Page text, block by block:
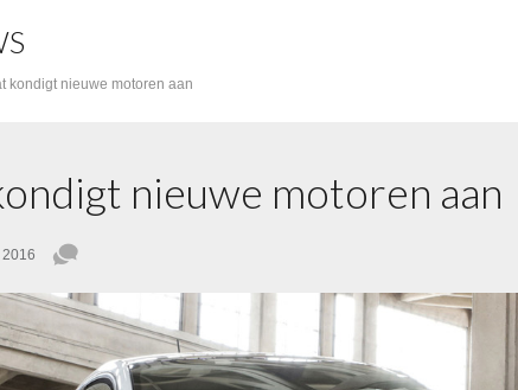
kondigt nieuwe motoren aan
nieuwe motoren aan